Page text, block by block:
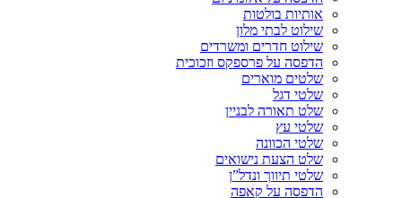
אותיות בולטות
שילוט לבתי מלון
שילוט חדרים ומשרדים
הדפסה על פרספקס וזכוכית
שלטים מוארים
שלטי דגל
שלט תאורה לבניין
שלטי עץ
שלטי הכוונה
שלט הצעת נישואים
שלטי תיווך ונדל”ן
הדפסה על קאפה